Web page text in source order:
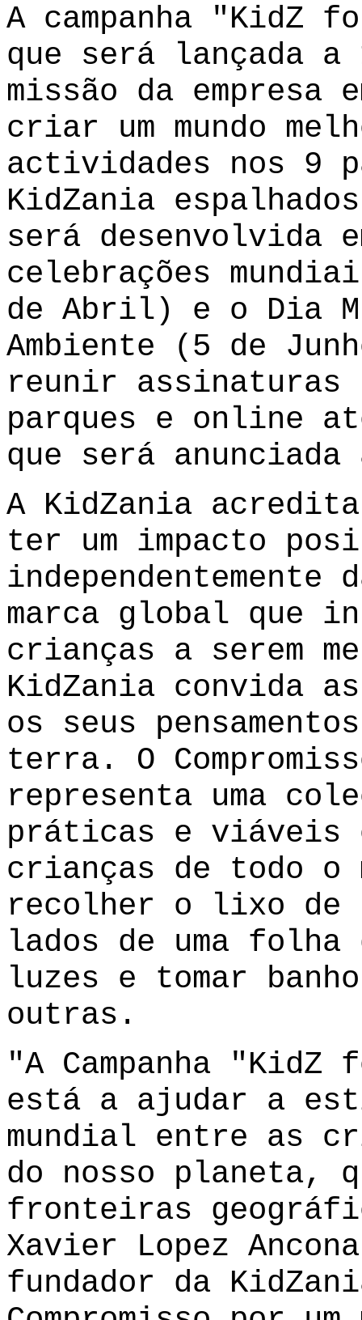
A campanha "KidZ
que será lançada
missão da empresa
criar um mundo
actividades nos 9
KidZania
será desenvolvida
celebrações
de Abril) e o Dia
Ambiente (5 de
reunir assinaturas
parques e online
que será anunciada
A KidZania
ter um impacto
independentemente
marca global que
crianças a serem
KidZania convida
os seus
terra. O
representa uma
práticas e viáveis
crianças de todo o
recolher o lixo de
lados de uma
luzes e tomar
outras.
"A Campanha
está a ajudar a
mundial entre as
do nosso planeta,
fronteiras
Xavier Lopez
fundador da